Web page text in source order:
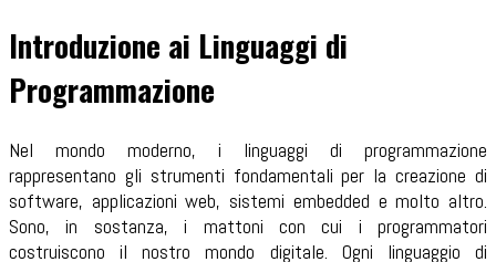
Introduzione ai Linguaggi di
Programmazione
Nel mondo moderno, i linguaggi di programmazione
rappresentano gli strumenti fondamentali per la creazione di
software, applicazioni web, sistemi embedded e molto altro.
Sono, in sostanza, i mattoni con cui i programmatori
costruiscono il nostro mondo digitale. Ogni linguaggio di